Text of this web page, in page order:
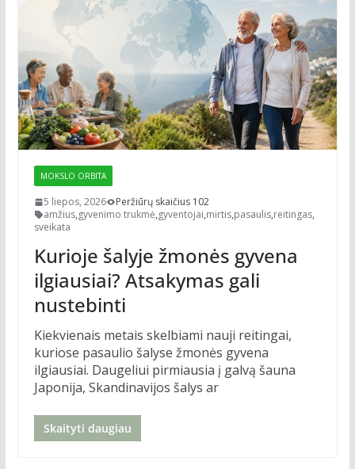
MOKSLO ORBITA
5 liepos, 2026
Peržiūrų skaičius 102
amžius,gyvenimo trukmė,gyventojai,mirtis,pasaulis,reitingas,
sveikata
Kurioje šalyje žmonės gyvena
ilgiausiai? Atsakymas gali
nustebinti
Kiekvienais metais skelbiami nauji reitingai,
kuriose pasaulio šalyse žmonės gyvena
ilgiausiai. Daugeliui pirmiausia į galvą šauna
Japonija, Skandinavijos šalys ar
Skaityti daugiau